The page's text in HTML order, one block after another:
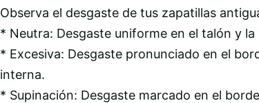
Observa el desgaste de tus zapatillas
* Neutra: Desgaste uniforme en el talón y
* Excesiva: Desgaste pronunciado en el
interna.
* Supinación: Desgaste marcado en el